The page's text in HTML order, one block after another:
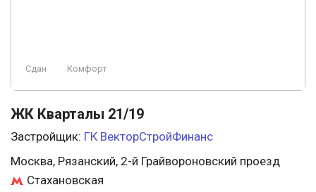
Сдан Комфорт
ЖК Кварталы 21/19
Застройщик: ГК ВекторСтройФинанс
Москва, Рязанский, 2-й Грайвороновский проезд
Стахановская